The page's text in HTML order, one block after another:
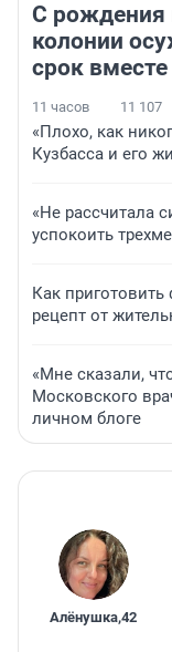
С рождения
колонии
срок
11 часов 11 107
«Плохо, как
Кузбасса и его
«Не рассчитала
успокоить
Как
рецепт от
«Мне сказали,
Московского
личном блоге
Алёнушка,42